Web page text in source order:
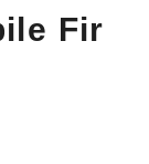
Fir